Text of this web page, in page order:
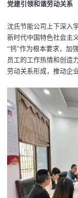
党建引领和谐劳动关系
沈氏节能公司上下深入
新时代中国特色社会主
“钙”作为根本要求，加
员工的工作热情和创造
劳动关系形成，推动企